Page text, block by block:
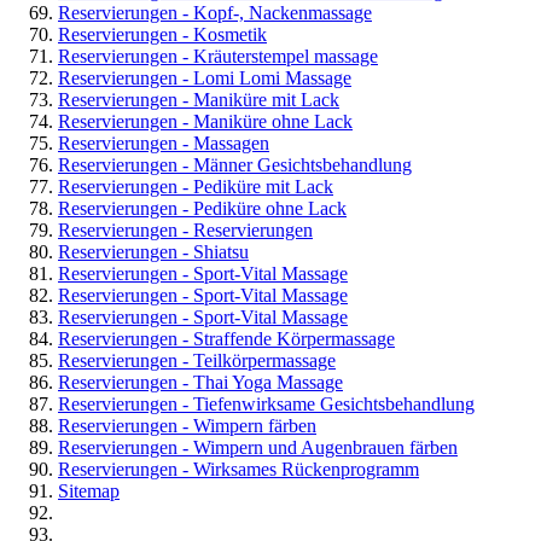
Reservierungen - Kopf-, Nackenmassage
Reservierungen - Kosmetik
Reservierungen - Kräuterstempel massage
Reservierungen - Lomi Lomi Massage
Reservierungen - Maniküre mit Lack
Reservierungen - Maniküre ohne Lack
Reservierungen - Massagen
Reservierungen - Männer Gesichtsbehandlung
Reservierungen - Pediküre mit Lack
Reservierungen - Pediküre ohne Lack
Reservierungen - Reservierungen
Reservierungen - Shiatsu
Reservierungen - Sport-Vital Massage
Reservierungen - Sport-Vital Massage
Reservierungen - Sport-Vital Massage
Reservierungen - Straffende Körpermassage
Reservierungen - Teilkörpermassage
Reservierungen - Thai Yoga Massage
Reservierungen - Tiefenwirksame Gesichtsbehandlung
Reservierungen - Wimpern färben
Reservierungen - Wimpern und Augenbrauen färben
Reservierungen - Wirksames Rückenprogramm
Sitemap